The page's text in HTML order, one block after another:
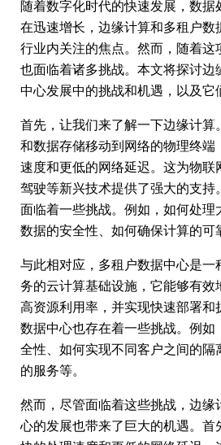
随着数字化时代的快速发展，数据
在迅速增长，边缘计算和多租户数
行业内关注的焦点。然而，随着这
也面临着诸多挑战。本文将探讨边
中心发展中的挑战和机遇，以及它
首先，让我们来了解一下边缘计算。
和数据存储移动到网络的物理终端
速度和更低的网络延迟。这为物联
驾驶等新兴技术提供了强大的支持
面临着一些挑战。例如，如何处理
数据的安全性、如何确保计算的可
与此相对应，多租户数据中心是一
务的云计算基础设施，它能够有效
高资源利用率，并实现快速部署和
数据中心也存在着一些挑战。例如
全性、如何实现不同客户之间的隔
的服务等。
然而，尽管面临着这些挑战，边缘
心的发展也带来了巨大的机遇。首